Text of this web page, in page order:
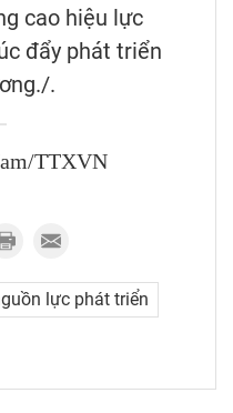
cao hiệu lực
đẩy phát triển
.
TTXVN
lực phát triển